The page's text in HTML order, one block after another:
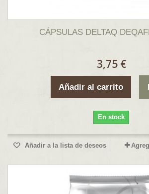
CÁPSULAS DELTAQ
3,75 €
Añadir al carrito
En stock
Añadir a la lista de deseos